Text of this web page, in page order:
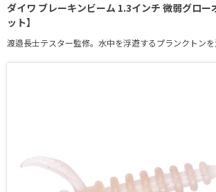
ダイワ ブレーキンビーム 1.3インチ 微弱グロー
ット】
渡邉長士テスター監修。水中を浮遊するプランクトンを